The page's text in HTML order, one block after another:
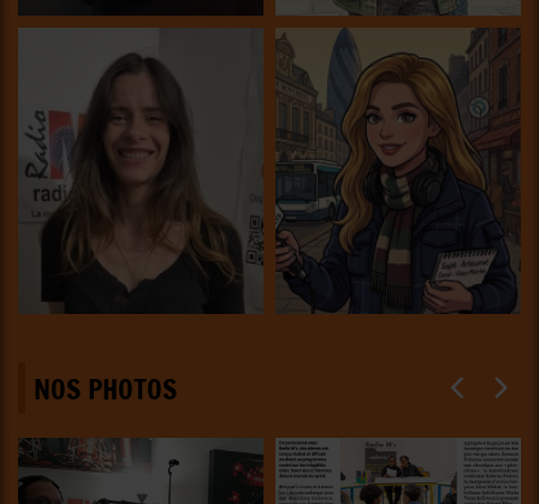
NOS PHOTOS